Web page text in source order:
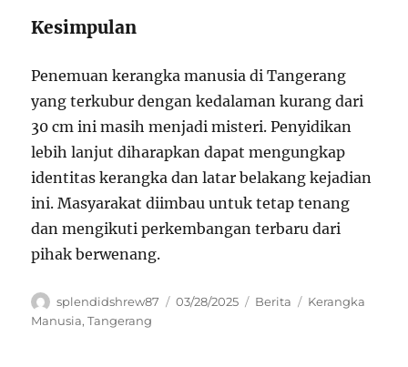
Kesimpulan
Penemuan kerangka manusia di Tangerang
yang terkubur dengan kedalaman kurang dari
30 cm ini masih menjadi misteri. Penyidikan
lebih lanjut diharapkan dapat mengungkap
identitas kerangka dan latar belakang kejadian
ini. Masyarakat diimbau untuk tetap tenang
dan mengikuti perkembangan terbaru dari
pihak berwenang.
Author
splendidshrew87
Posted
03/28/2025 Categories
Berita Tags
Kerangka
Manusia,Tangerang